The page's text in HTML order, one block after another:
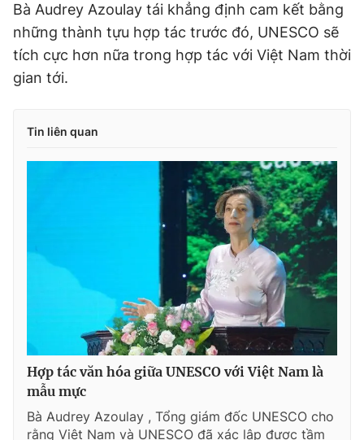
Bà Audrey Azoulay tái khẳng định cam kết bằng
những thành tựu hợp tác trước đó, UNESCO sẽ
tích cực hơn nữa trong hợp tác với Việt Nam thời
gian tới.
Tin liên quan
Hợp tác văn hóa giữa UNESCO với Việt Nam là
mẫu mực
Bà Audrey Azoulay , Tổng giám đốc UNESCO cho
rằng Việt Nam và UNESCO đã xác lập được tầm